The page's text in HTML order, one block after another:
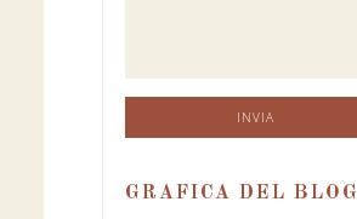
GRAFICA DEL BLOG